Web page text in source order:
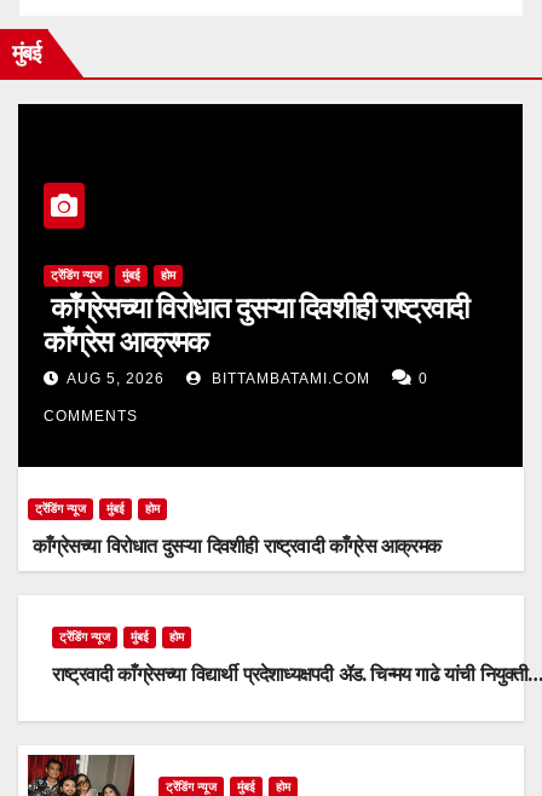
मुंबई
ट्रेंडिंग न्यूज मुंबई होम
काँग्रेसच्या विरोधात दुसऱ्या दिवशीही राष्ट्रवादी
काँग्रेस आक्रमक
AUG 5, 2026 BITTAMBATAMI.COM 0
COMMENTS
ट्रेंडिंग न्यूज मुंबई होम
काँग्रेसच्या विरोधात दुसऱ्या दिवशीही राष्ट्रवादी काँग्रेस आक्रमक
ट्रेंडिंग न्यूज मुंबई होम
राष्ट्रवादी काँग्रेसच्या विद्यार्थी प्रदेशाध्यक्षपदी ॲड. चिन्मय गाढे यांची नियुक्ती…
ट्रेंडिंग न्यूज मुंबई होम